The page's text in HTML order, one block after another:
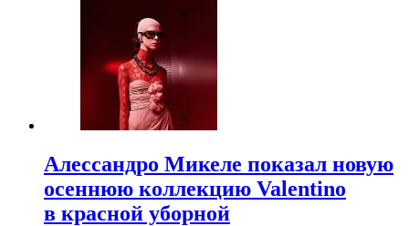
Алессандро Микеле показал новую
осеннюю коллекцию Valentino
в красной уборной